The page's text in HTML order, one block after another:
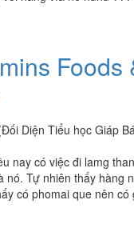
hàng vỉa hè huhu
Foods
Diện Tiểu học Giáp